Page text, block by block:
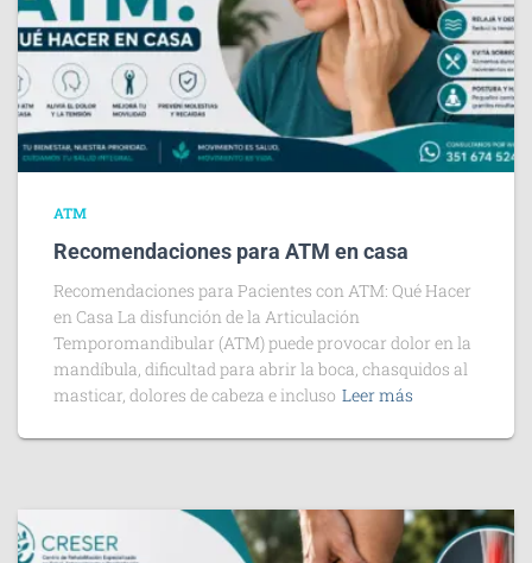
ATM
Recomendaciones para ATM en casa
Recomendaciones para Pacientes con ATM: Qué Hacer
en Casa La disfunción de la Articulación
Temporomandibular (ATM) puede provocar dolor en la
mandíbula, dificultad para abrir la boca, chasquidos al
masticar, dolores de cabeza e incluso Leer más